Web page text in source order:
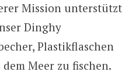
Mission unterstützt
Dinghy
Plastikflaschen
Meer zu fischen.